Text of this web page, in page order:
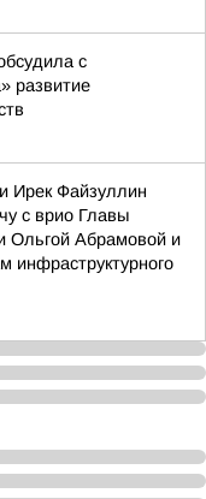
с
развитие
Ирек Файзуллин
с врио Главы
Ольгой Абрамовой и
инфраструктурного